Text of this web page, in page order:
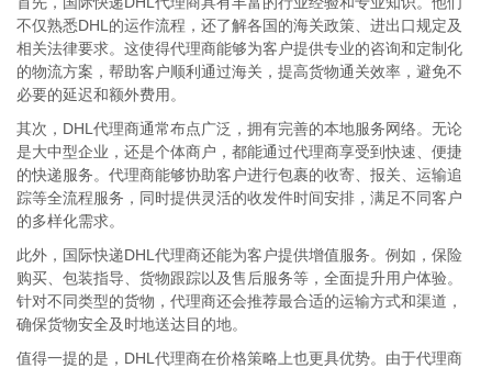
不仅熟悉DHL的运作流程，还了解各国的海关政策、进出口规定及
相关法律要求。这使得代理商能够为客户提供专业的咨询和定制化
的物流方案，帮助客户顺利通过海关，提高货物通关效率，避免不
必要的延迟和额外费用。
其次，DHL代理商通常布点广泛，拥有完善的本地服务网络。无论
是大中型企业，还是个体商户，都能通过代理商享受到快速、便捷
的快递服务。代理商能够协助客户进行包裹的收寄、报关、运输追
踪等全流程服务，同时提供灵活的收发件时间安排，满足不同客户
的多样化需求。
此外，国际快递DHL代理商还能为客户提供增值服务。例如，保险
购买、包装指导、货物跟踪以及售后服务等，全面提升用户体验。
针对不同类型的货物，代理商还会推荐最合适的运输方式和渠道，
确保货物安全及时地送达目的地。
值得一提的是，DHL代理商在价格策略上也更具优势。由于代理商